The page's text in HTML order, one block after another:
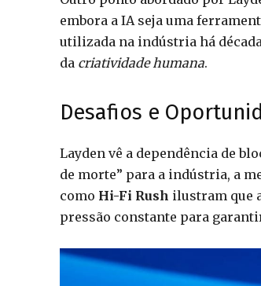
embora a IA seja uma
utilizada na indústria há
da criatividade humana.
Desafios e
Layden vê a dependência de
de morte” para a indústria, a
como Hi-Fi Rush ilustram que
pressão constante para